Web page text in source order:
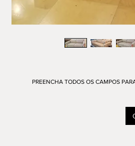
PREENCHA TODOS OS CAMPOS